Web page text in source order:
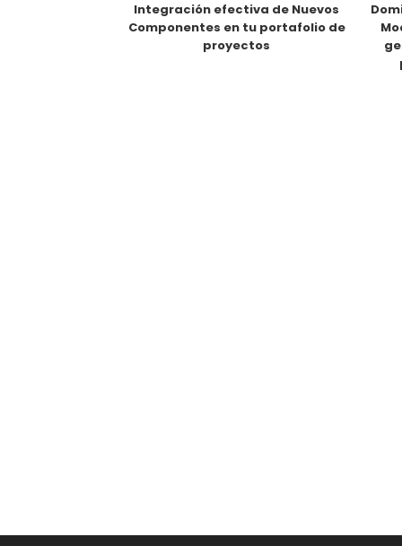
Integración efectiva de Nuevos
Componentes en tu portafolio de
proyectos